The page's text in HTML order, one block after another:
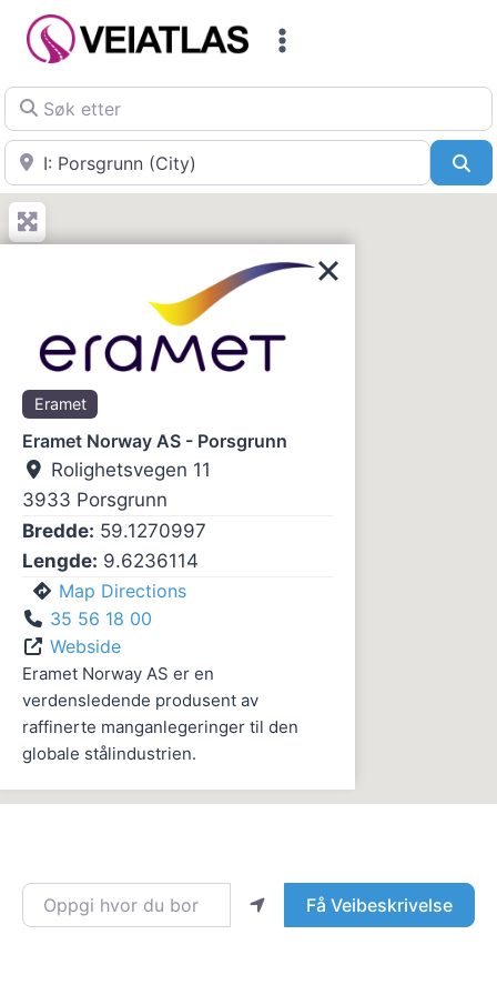
Skip
Søk etter
Nær
Oppgi hvor du bor Få Veibeskrivelse
Eramet
Eramet Norway AS - Porsgrunn
Rolighetsvegen 11
3933 Porsgrunn
Bredde: 59.1270997
Lengde: 9.6236114
Map Directions
35 56 18 00
Webside
Eramet Norway AS er en
verdensledende produsent av
raffinerte manganlegeringer til den
globale stålindustrien.